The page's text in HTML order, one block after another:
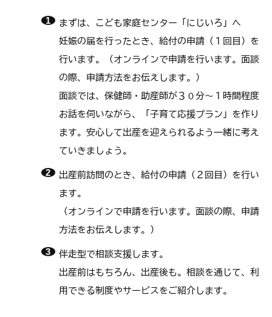
まずは、こども家庭センター「にじいろ」へ
妊娠の届を行ったとき、給付の申請（１回目）を
行います。（オンラインで申請を行います。面談
の際、申請方法をお伝えします。）
面談では、保健師・助産師が３０分～１時間程度
お話を伺いながら、「子育て応援プラン」を作り
ます。安心して出産を迎えられるよう一緒に考え
ていきましょう。
出産前訪問のとき、給付の申請（２回目）を行い
ます。
（オンラインで申請を行います。面談の際、申請
方法をお伝えします。）
伴走型で相談支援します。
出産前はもちろん、出産後も。相談を通じて、利
用できる制度やサービスをご紹介します。